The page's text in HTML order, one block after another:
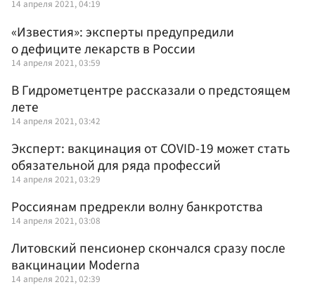
14 апреля 2021, 04:19
«Известия»: эксперты предупредили
о дефиците лекарств в России
14 апреля 2021, 03:59
В Гидрометцентре рассказали о предстоящем
лете
14 апреля 2021, 03:42
Эксперт: вакцинация от COVID-19 может стать
обязательной для ряда профессий
14 апреля 2021, 03:29
Россиянам предрекли волну банкротства
14 апреля 2021, 03:08
Литовский пенсионер скончался сразу после
вакцинации Moderna
14 апреля 2021, 02:39